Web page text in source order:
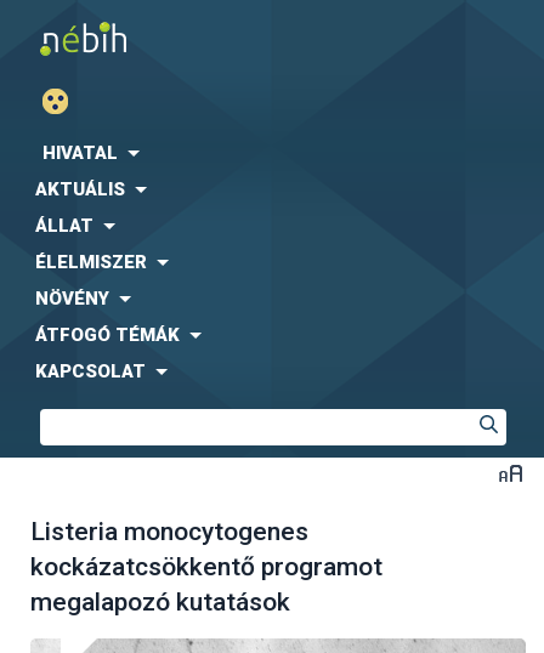
HIVATAL
AKTUÁLIS
ÁLLAT
ÉLELMISZER
NÖVÉNY
ÁTFOGÓ TÉMÁK
KAPCSOLAT
Listeria monocytogenes
kockázatcsökkentő programot
megalapozó kutatások